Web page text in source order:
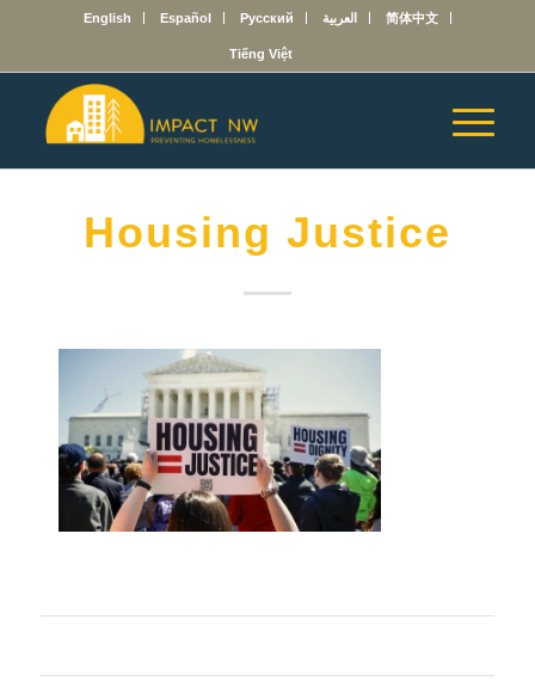
English Español Русский العربية 简体中文
Tiếng Việt
Housing Justice